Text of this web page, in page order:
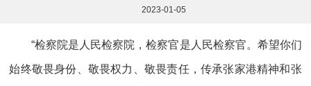
2023-01-05
“检察院是人民检察院，检察官是人民检察官。希望你们
始终敬畏身份、敬畏权力、敬畏责任，传承张家港精神和张